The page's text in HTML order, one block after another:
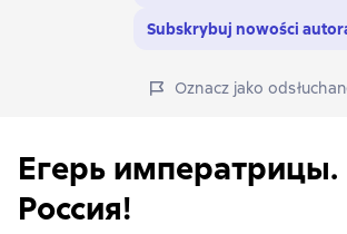
Subskrybuj nowości
Oznacz jako
Егерь императрицы.
Россия!